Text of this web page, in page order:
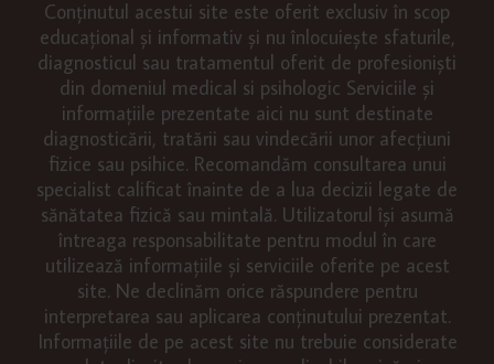
Conținutul acestui site este oferit exclusiv în scop
educațional și informativ și nu înlocuiește sfaturile,
diagnosticul sau tratamentul oferit de profesioniști
din domeniul medical si psihologic Serviciile și
informațiile prezentate aici nu sunt destinate
diagnosticării, tratării sau vindecării unor afecțiuni
fizice sau psihice. Recomandăm consultarea unui
specialist calificat înainte de a lua decizii legate de
sănătatea fizică sau mintală. Utilizatorul își asumă
întreaga responsabilitate pentru modul în care
utilizează informațiile și serviciile oferite pe acest
site. Ne declinăm orice răspundere pentru
interpretarea sau aplicarea conținutului prezentat.
Informațiile de pe acest site nu trebuie considerate